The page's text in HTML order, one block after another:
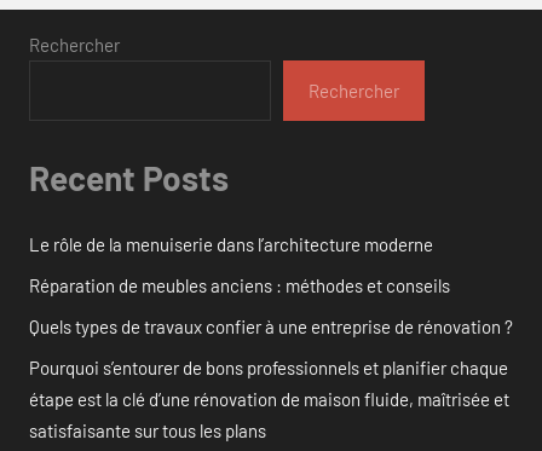
Rechercher
Rechercher
Recent Posts
Le rôle de la menuiserie dans l’architecture moderne
Réparation de meubles anciens : méthodes et conseils
Quels types de travaux confier à une entreprise de rénovation ?
Pourquoi s’entourer de bons professionnels et planifier chaque
étape est la clé d’une rénovation de maison fluide, maîtrisée et
satisfaisante sur tous les plans